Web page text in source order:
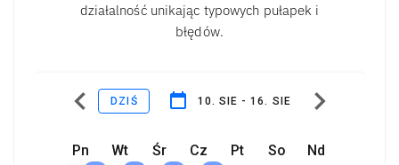
działalność unikając typowych pułapek i
błędów.